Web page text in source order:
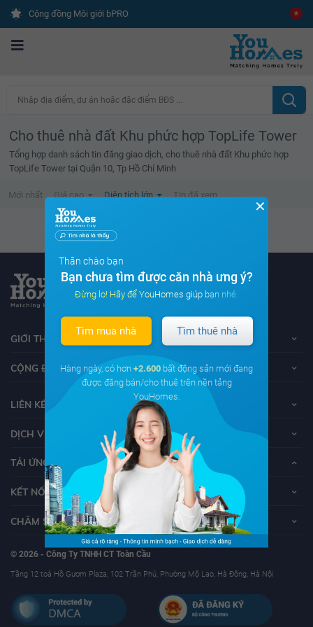
Cộng đồng Môi giới bPRO
Nhập địa điểm, dự án hoặc đặc điểm BĐS ...
Cho thuê nhà đất Khu phức hợp TopLife Tower
Tổng hợp danh sách tin đăng giao dịch, cho thuê nhà đất Khu phức hợp
TopLife Tower tại Quận 10, Tp Hồ Chí Minh
Mới nhất Giá cao Diện tích lớn Tin đã xem
Không tìm thấy tin bất động sản nào
GIỚI THIỆU VỀ YOUHOMES
CỘNG ĐỒNG YOUHOMERS
LIÊN KẾT
DỊCH VỤ KHÁCH HÀNG
TẢI ỨNG DỤNG YOUHOMES
KẾT NỐI VỚI YOUHOMES
CHĂM SÓC KHÁCH HÀNG
© 2026 - Công Ty TNHH CT Toàn Cầu
Tầng 12 toà Hồ Gươm Plaza, 102 Trần Phú, Phường Mộ Lao, Hà Đông, Hà Nội
✕
Thân chào bạn
Bạn chưa tìm được căn nhà ưng ý?
Đừng lo! Hãy để YouHomes giúp bạn nhé.
Tìm mua nhà Tìm thuê nhà
Hàng ngày, có hơn +2.600 bất động sản mới đang
được đăng bán/cho thuê trên nền tảng
YouHomes.